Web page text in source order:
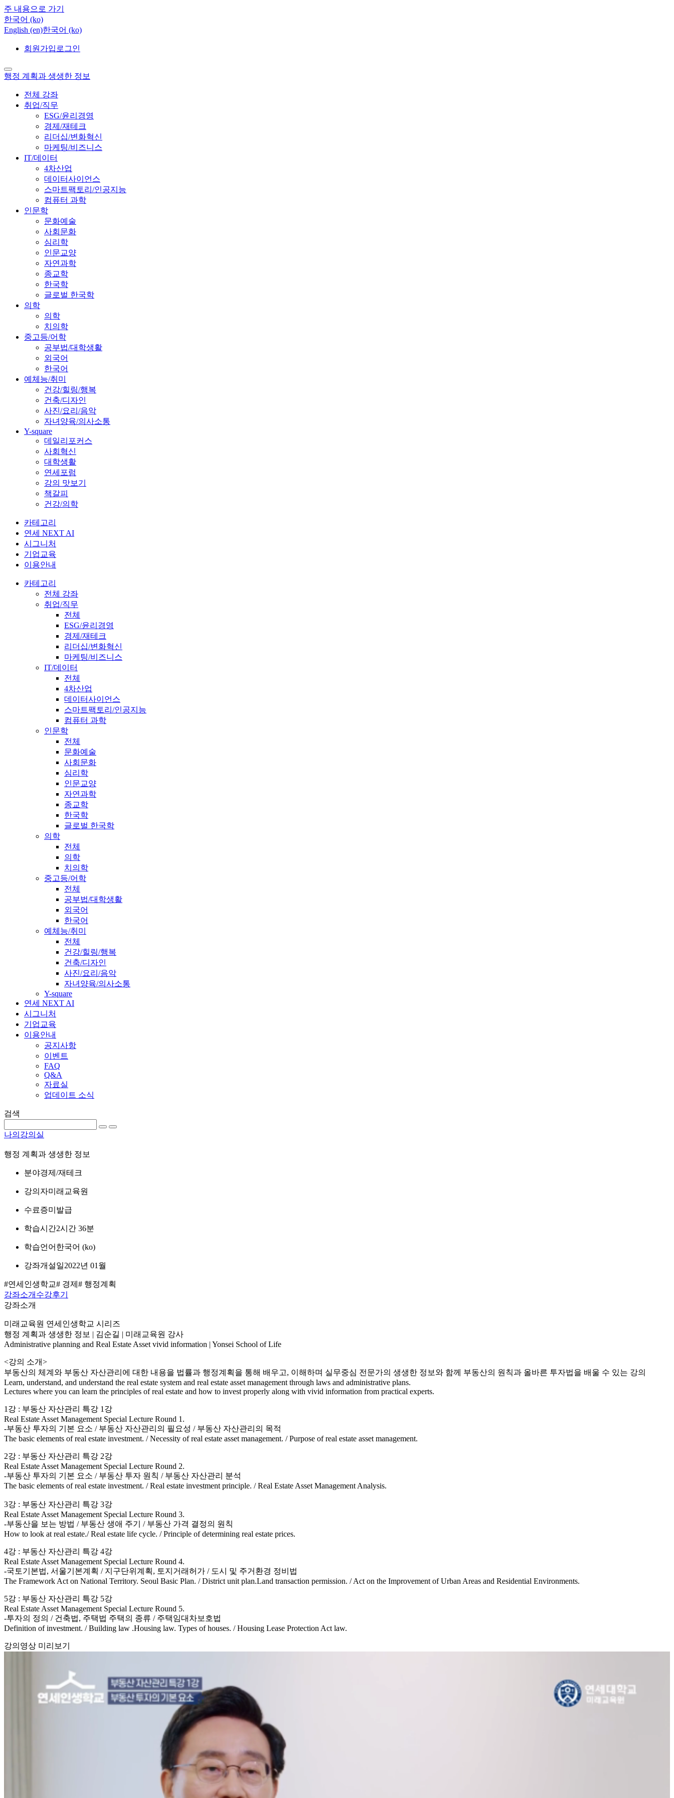
주 내용으로 가기
한국어 ‎(ko)‎
English ‎(en)‎한국어 ‎(ko)‎
회원가입 로그인
행정 계획과 생생한 정보
전체 강좌
취업/직무
ESG/윤리경영
경제/재테크
리더십/변화혁신
마케팅/비즈니스
IT/데이터
4차산업
데이터사이언스
스마트팩토리/인공지능
컴퓨터 과학
인문학
문화예술
사회문화
심리학
인문교양
자연과학
종교학
한국학
글로벌 한국학
의학
의학
치의학
중고등/어학
공부법/대학생활
외국어
한국어
예체능/취미
건강/힐링/행복
건축/디자인
사진/요리/음악
자녀양육/의사소통
Y-square
데일리포커스
사회혁신
대학생활
연세포럼
강의 맛보기
책갈피
건강/의학
카테고리
연세 NEXT AI
시그니처
기업교육
이용안내
카테고리
전체 강좌
취업/직무
전체
ESG/윤리경영
경제/재테크
리더십/변화혁신
마케팅/비즈니스
IT/데이터
전체
4차산업
데이터사이언스
스마트팩토리/인공지능
컴퓨터 과학
인문학
전체
문화예술
사회문화
심리학
인문교양
자연과학
종교학
한국학
글로벌 한국학
의학
전체
의학
치의학
중고등/어학
전체
공부법/대학생활
외국어
한국어
예체능/취미
전체
건강/힐링/행복
건축/디자인
사진/요리/음악
자녀양육/의사소통
Y-square
연세 NEXT AI
시그니처
기업교육
이용안내
공지사항
이벤트
FAQ
Q&A
자료실
업데이트 소식
검색
나의강의실
행정 계획과 생생한 정보
분야경제/재테크
강의자미래교육원
수료증미발급
학습시간2시간 36분
학습언어 한국어 ‎(ko)‎
강좌개설일2022년 01월
#연세인생학교# 경제 # 행정계획
강좌소개 수강후기
강좌소개
미래교육원 연세인생학교 시리즈
행정 계획과 생생한 정보 | 김순길 | 미래교육원 강사
Administrative planning and Real Estate Asset vivid information | Yonsei School of Life
<강의 소개>
부동산의 체계와 부동산 자산관리에 대한 내용을 법률과 행정계획을 통해 배우고, 이해하며 실무중심 전문가의 생생한 정보와 함께 부동산의 원칙과 올바른 투자법을 배울 수 있는 강의
Learn, understand, and understand the real estate system and real estate asset management through laws and administrative plans.
Lectures where you can learn the principles of real estate and how to invest properly along with vivid information from practical experts.
1강 : 부동산 자산관리 특강 1강
Real Estate Asset Management Special Lecture Round 1.
-부동산 투자의 기본 요소 / 부동산 자산관리의 필요성 / 부동산 자산관리의 목적
The basic elements of real estate investment. / Necessity of real estate asset management. / Purpose of real estate asset management.
2강 : 부동산 자산관리 특강 2강
Real Estate Asset Management Special Lecture Round 2.
-부동산 투자의 기본 요소 / 부동산 투자 원칙 / 부동산 자산관리 분석
The basic elements of real estate investment. / Real estate investment principle. / Real Estate Asset Management Analysis.
3강 : 부동산 자산관리 특강 3강
Real Estate Asset Management Special Lecture Round 3.
-부동산을 보는 방법 / 부동산 생애 주기 / 부동산 가격 결정의 원칙
How to look at real estate./ Real estate life cycle. / Principle of determining real estate prices.
4강 : 부동산 자산관리 특강 4강
Real Estate Asset Management Special Lecture Round 4.
-국토기본법, 서울기본계획 / 지구단위계획, 토지거래허가 / 도시 및 주거환경 정비법
The Framework Act on National Territory. Seoul Basic Plan. / District unit plan.Land transaction permission. / Act on the Improvement of Urban Areas and Residential Environments.
5강 : 부동산 자산관리 특강 5강
Real Estate Asset Management Special Lecture Round 5.
-투자의 정의 / 건축법, 주택법 주택의 종류 / 주택임대차보호법
Definition of investment. / Building law .Housing law. Types of houses. / Housing Lease Protection Act law.
강의영상 미리보기